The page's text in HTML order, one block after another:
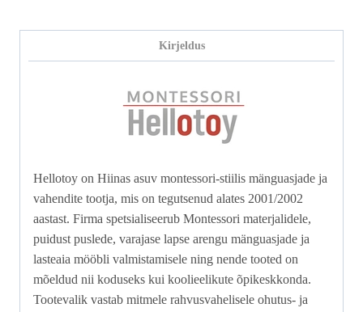
Kirjeldus
Hellotoy on Hiinas asuv montessori‑stiilis mänguasjade ja
vahendite tootja, mis on tegutsenud alates 2001/2002
aastast. Firma spetsialiseerub Montessori materjalidele,
puidust puslede, varajase lapse arengu mänguasjade ja
lasteaia mööbli valmistamisele ning nende tooted on
mõeldud nii koduseks kui koolieelikute õpikeskkonda.
Tootevalik vastab mitmele rahvusvahelisele ohutus‑ ja